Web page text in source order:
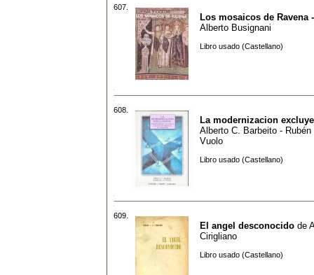
607.
Los mosaicos de Ravena
Alberto Busignani
Libro usado (Castellano)
608.
La modernizacion
Alberto C. Barbeito - Rubén
Vuolo
Libro usado (Castellano)
609.
El angel desconocido de
Cirigliano
Libro usado (Castellano)